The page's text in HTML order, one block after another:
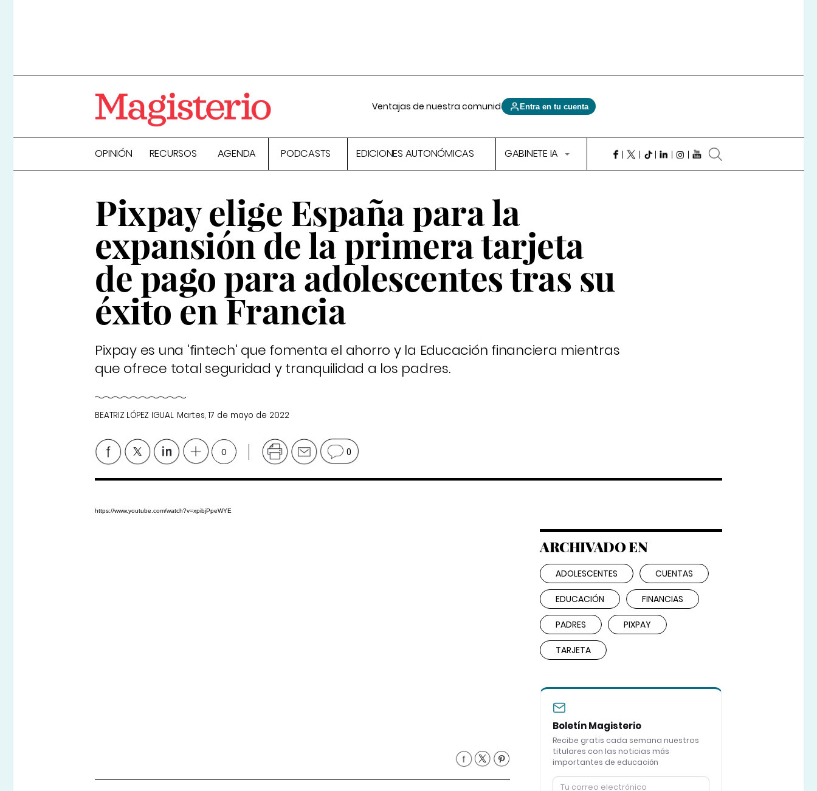
Ventajas de nuestra comunidad Entra en tu cuenta
OPINIÓN RECURSOS AGENDA PODCASTS EDICIONES AUTONÓMICAS GABINETE IA
Pixpay elige España para la
expansión de la primera tarjeta
de pago para adolescentes tras su
éxito en Francia
Pixpay es una 'fintech' que fomenta el ahorro y la Educación financiera mientras
que ofrece total seguridad y tranquilidad a los padres.
BEATRIZ LÓPEZ IGUAL Martes, 17 de mayo de 2022
0 0
https://www.youtube.com/watch?v=xpibjPpeWYE
ARCHIVADO EN
ADOLESCENTES CUENTAS
EDUCACIÓN FINANCIAS
PADRES PIXPAY
TARJETA
Boletín Magisterio
Recibe gratis cada semana nuestros
titulares con las noticias más
importantes de educación